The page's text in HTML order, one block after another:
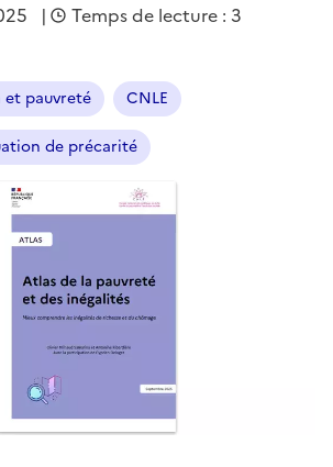
|
Temps de lecture : 3
et pauvreté CNLE
de précarité